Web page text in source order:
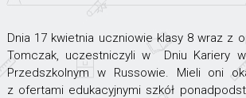
Dnia 17 kwietnia uczniowie klasy 8 wraz z
Tomczak, uczestniczyli w Dniu Kariery
Przedszkolnym w Russowie. Mieli oni
z ofertami edukacyjnymi szkół